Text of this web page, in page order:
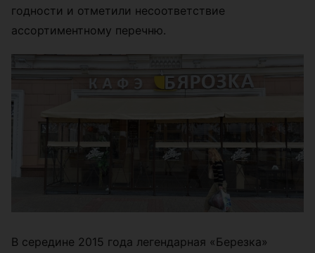
годности и отметили несоответствие
ассортиментному перечню.
В середине 2015 года легендарная «Березка»